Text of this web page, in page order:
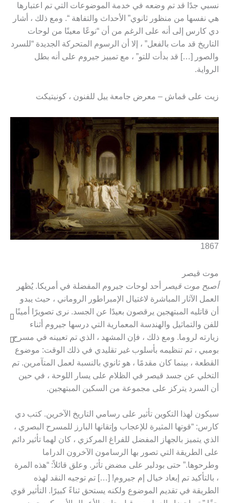
نسبي جدًا قد تم وضعه في خدمة الموضوعات التي تم اعتبارها
هي نفسها من منظور ثانوي” الأحداث والتفاهة “. ومع ذلك ، أشار
دي كارس إلى أنه على الرغم من أن “نوعًا معينًا من لوحات
التاريخ قد مات بالفعل” ، إلا أن الرسوم المتحركة الجديدة “للسرد
والصور […] قد بدأت للتو” ، مع تمييز جيروم على أنه بطل
الرواية.
زيت على قماش – معرض جامعة ييل للفنون ، كونيتيكت
1867
موت قيصر
أصبح موت قيصر
أحد لوحات جيروم المفضلة في أمريكا. يُظهر
العمل الآثار المباشرة لاغتيال الإمبراطور الروماني ، حيث يبدو
أن قاتليه المبتهجين يرقصون بعيدًا عن الجسد. نرى تصويرًا أمينًا
للفن والتماثيل والهندسة المعمارية التي درسها جيروم أثناء
زيارته لروما. ومع ذلك ، فإن المشهد ، الذي تم تعيينه في مسرح
بومبي ، تم تنظيمه بأسلوب غير تقليدي في ذلك الوقت: موضوع
القطعة ، بينما كان مقدمًا ، هو ثانوي بالنسبة لعمل المتآمرين. تم
التخلي عن جسد قيصر في الظلام على يسار اللوحة ، في حين
أن السرد يتركز على مجموعة من السكين المبتهجين.
سيكون لهذا التكوين تأثير على رسامي التاريخ الآخرين. كتب دي
كارس: “قوتها المثيرة للإعجاب وإتقانها البارز للمسرح البصري ،
الذي يتميز بالجهاز المفضل للفراغ المركزي ، كان لهما تأثير دائم
على الطريقة التي تصور بها الرسامون الآخرون الدراما
وطرحوها.” حتى بودلير على مضض تأثر. وعلق قائلاً: “هذه المرة
، بالتأكيد تم إبعاد خيال إم جيروم! […] تم توجيه النقد لهذه
الطريقة في تقديم الموضوع ولكنه يستحق ثناءً كبيرًا. التأثير قوي